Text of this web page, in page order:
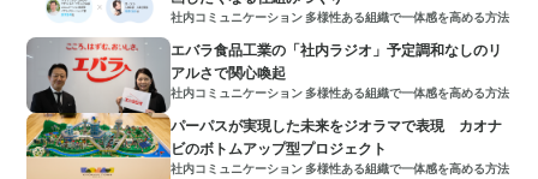
社内コミュニケーション 多様性ある組織で一体感を高める方法
エバラ食品工業の「社内ラジオ」予定調和なしのリ
アルさで関心喚起
社内コミュニケーション 多様性ある組織で一体感を高める方法
パーパスが実現した未来をジオラマで表現 カオナ
ビのボトムアップ型プロジェクト
社内コミュニケーション 多様性ある組織で一体感を高める方法